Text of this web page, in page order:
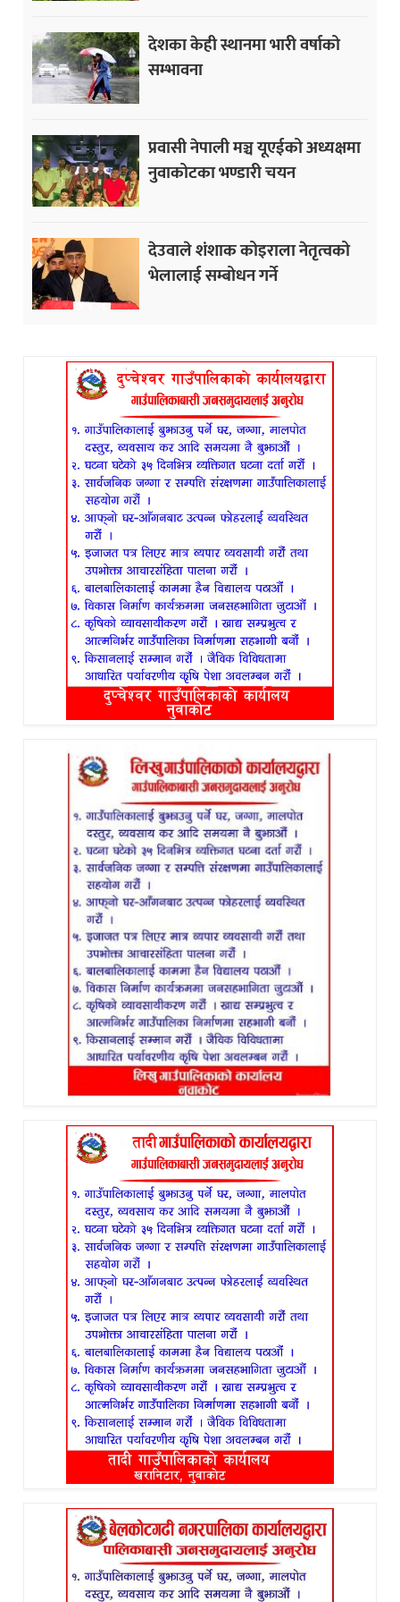
देशका केही स्थानमा भारी वर्षाको
सम्भावना
प्रवासी नेपाली मञ्च यूएईको अध्यक्षमा
नुवाकोटका भण्डारी चयन
देउवाले शंशाक कोइराला नेतृत्वको
भेलालाई सम्बोधन गर्ने